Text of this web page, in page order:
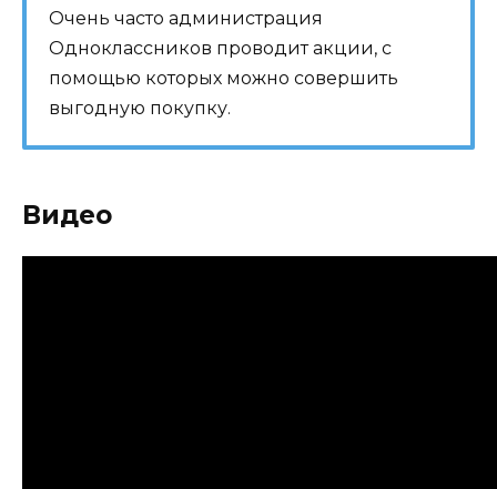
Очень часто администрация
Одноклассников проводит акции, с
помощью которых можно совершить
выгодную покупку.
Видео